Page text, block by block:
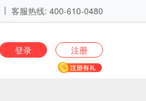
客服热线: 400-610-0480
登录 注册